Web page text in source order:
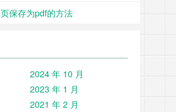
保存为pdf的方法
2024 年 10 月
2023 年 1 月
2021 年 2 月